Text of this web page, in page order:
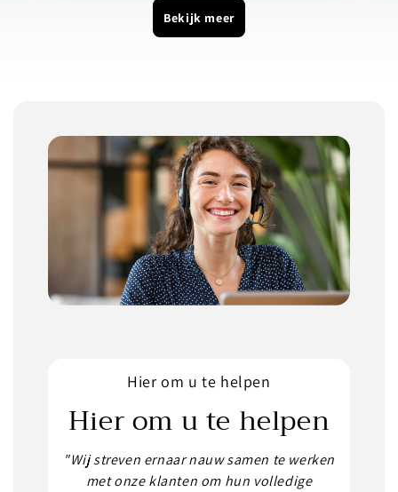
Bekijk meer
Hier om u te helpen
Hier om u te helpen
"Wij streven ernaar nauw samen te werken
met onze klanten om hun volledige